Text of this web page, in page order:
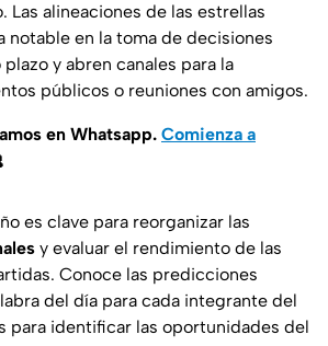
Las alineaciones de las estrellas
notable en la toma de decisiones
y abren canales para la
públicos o reuniones con amigos.
en Whatsapp. Comienza a
es clave para reorganizar las
y evaluar el rendimiento de las
Conoce las predicciones
del día para cada integrante del
para identificar las oportunidades del